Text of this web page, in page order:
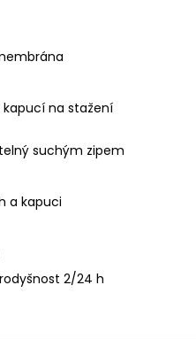
na stažení
suchým zipem
a kapuci
2/24 h